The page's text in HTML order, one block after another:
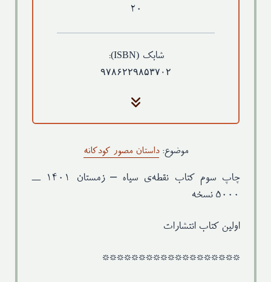
۲۰
شابک(ISBN)
:
۹۷۸۶۲۲۹۸۵۳۷۰۲
چاپ سوم: زمستان ۱۴۰۱ ــ ۵۰۰۰ نسخه
موضوع:داستان مصور کودکانه
چاپ سوم کتاب نقطه‌ی سیاه – زمستان ۱۴۰۱ ــ
۵۰۰۰ نسخه
اولین کتاب انتشارات
*******************